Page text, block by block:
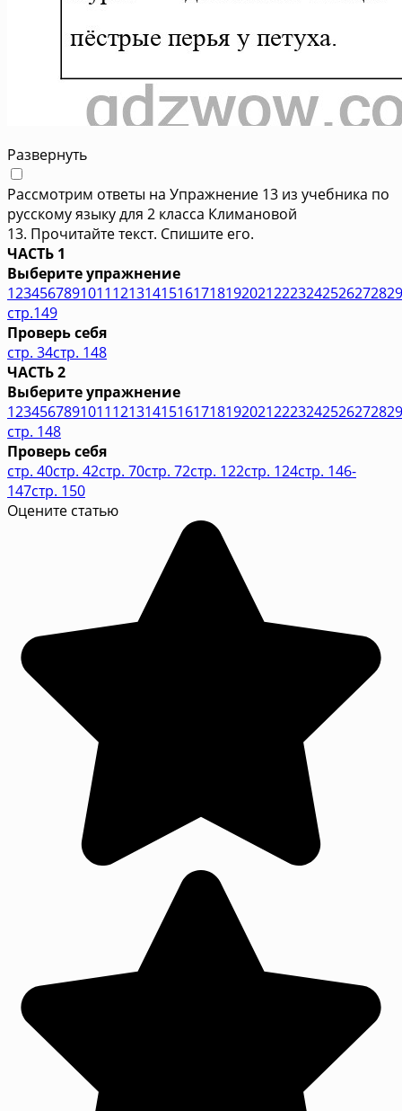
Развернуть
Рассмотрим ответы на Упражнение 13 из учебника по
русскому языку для 2 класса Климановой
13. Прочитайте текст. Спишите его.
ЧАСТЬ 1
Выберите упражнение
1234567891011121314151617181920212223242526272829
стр.149
Проверь себя
стр. 34стр. 148
ЧАСТЬ 2
Выберите упражнение
1234567891011121314151617181920212223242526272829
стр. 148
Проверь себя
стр. 40стр. 42стр. 70стр. 72стр. 122стр. 124стр. 146-
147стр. 150
Оцените статью